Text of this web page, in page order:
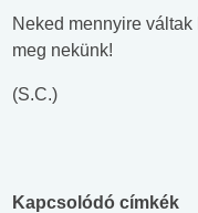
Neked mennyire
meg nekünk!
(S.C.)
Kapcsolódó címkék